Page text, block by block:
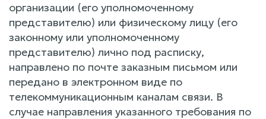
организации (его уполномоченному
представителю) или физическому лицу (его
законному или уполномоченному
представителю) лично под расписку,
направлено по почте заказным письмом или
передано в электронном виде по
телекоммуникационным каналам связи. В
случае направления указанного требования по